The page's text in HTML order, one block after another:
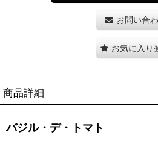
お問い合
お気に入り
商品詳細
バジル・デ・トマト